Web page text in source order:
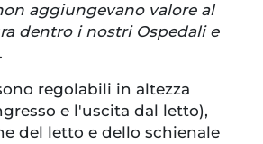
aggiungevano valore al
dentro i nostri Ospedali e
regolabili in altezza
e l'uscita dal letto),
del letto e dello schienale